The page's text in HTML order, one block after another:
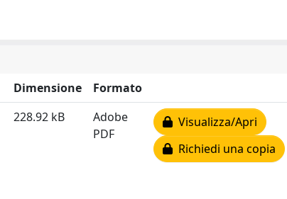
Dimensione
Formato
228.92 kB
Adobe
PDF
Visualizza/Apri
Richiedi una copia